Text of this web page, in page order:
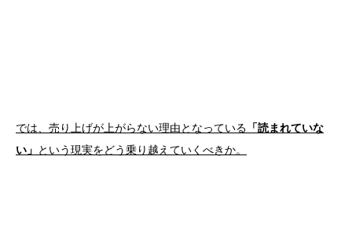
では、売り上げが上がらない理由となっている 「読まれていな
い」 という現実をどう乗り越えていくべきか。